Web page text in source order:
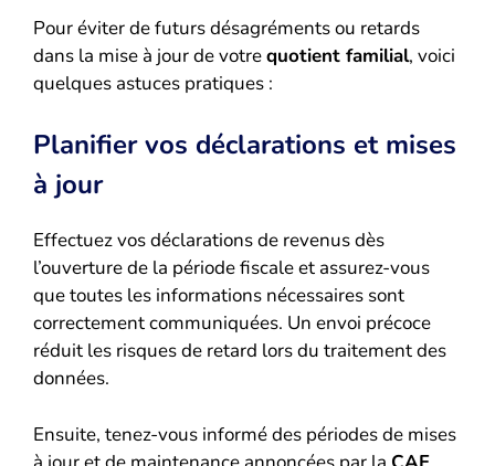
Pour éviter de futurs désagréments ou retards
dans la mise à jour de votrequotient familial, voici
quelques astuces pratiques :
Planifier vos déclarations et mises
à jour
Effectuez vos déclarations de revenus dès
l’ouverture de la période fiscale et assurez-vous
que toutes les informations nécessaires sont
correctement communiquées. Un envoi précoce
réduit les risques de retard lors du traitement des
données.
Ensuite, tenez-vous informé des périodes de mises